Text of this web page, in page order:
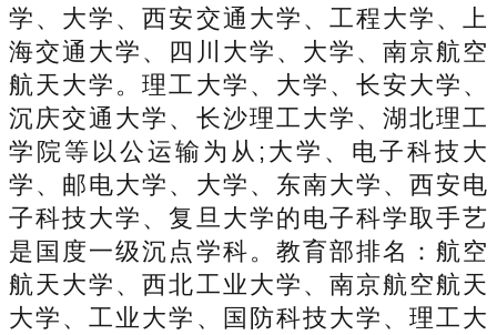
学、大学、西安交通大学、工程大学、上
海交通大学、四川大学、大学、南京航空
航天大学。理工大学、大学、长安大学、
沉庆交通大学、长沙理工大学、湖北理工
学院等以公运输为从;大学、电子科技大
学、邮电大学、大学、东南大学、西安电
子科技大学、复旦大学的电子科学取手艺
是国度一级沉点学科。教育部排名：航空
航天大学、西北工业大学、南京航空航天
大学、工业大学、国防科技大学、理工大